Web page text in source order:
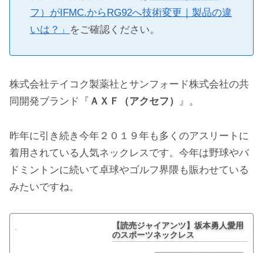
フ）がIFMC.からRG92へ技術変更｜製品の違
いは？」
をご確認ください。
株式会社テイコク製薬社とサンフォード株式会社の共
同開発ブランド『 ＡＸＦ（アクセフ） 』。
昨年に引き続き今年２０１９年も多くのアスリートに
着用されている人気ネックレスです。今年は野球やバ
ドミントンに続いて卓球やゴルフ界隈も賑わせている
みたいですね。
【読売ジャイアンツ】坂本勇人愛用
のスポーツネックレス